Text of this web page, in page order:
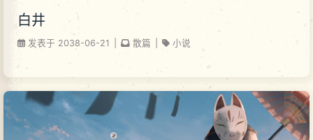
白井
发表于 2038-06-21 散篇 小说